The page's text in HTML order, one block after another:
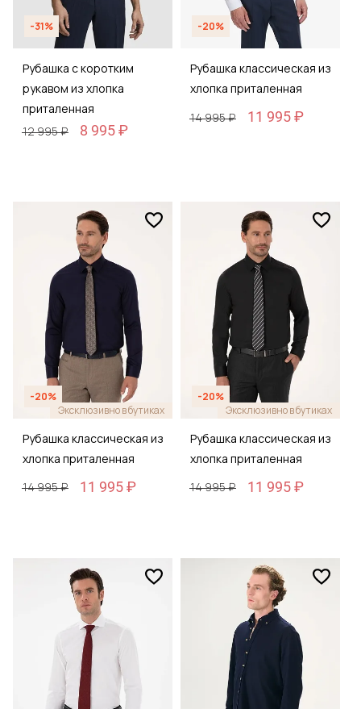
-31%
Рубашка с коротким
рукавом из хлопка
приталенная
12 995 ₽
8 995 ₽
-20%
Рубашка классическая из
хлопка приталенная
14 995 ₽
11 995 ₽
-20%
Эксклюзивно в бутиках
Рубашка классическая из
хлопка приталенная
14 995 ₽
11 995 ₽
-20%
Эксклюзивно в бутиках
Рубашка классическая из
хлопка приталенная
14 995 ₽
11 995 ₽